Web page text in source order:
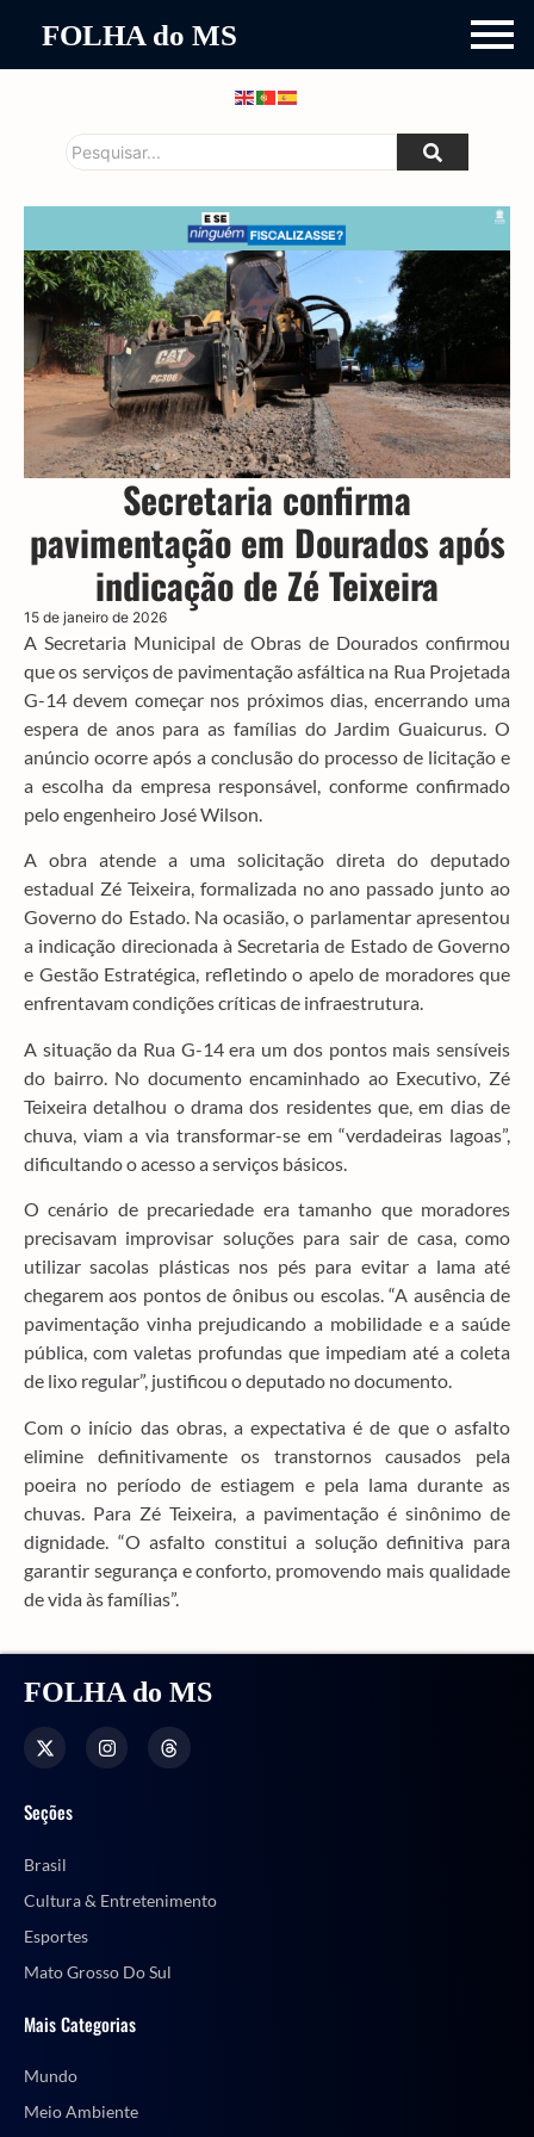
FOLHA do MS
Secretaria confirma
pavimentação em Dourados após
indicação de Zé Teixeira
15 de janeiro de 2026
A Secretaria Municipal de Obras de Dourados confirmou
que os serviços de pavimentação asfáltica na Rua Projetada
G-14 devem começar nos próximos dias, encerrando uma
espera de anos para as famílias do Jardim Guaicurus. O
anúncio ocorre após a conclusão do processo de licitação e
a escolha da empresa responsável, conforme confirmado
pelo engenheiro José Wilson.
A obra atende a uma solicitação direta do deputado
estadual Zé Teixeira, formalizada no ano passado junto ao
Governo do Estado. Na ocasião, o parlamentar apresentou
a indicação direcionada à Secretaria de Estado de Governo
e Gestão Estratégica, refletindo o apelo de moradores que
enfrentavam condições críticas de infraestrutura.
A situação da Rua G-14 era um dos pontos mais sensíveis
do bairro. No documento encaminhado ao Executivo, Zé
Teixeira detalhou o drama dos residentes que, em dias de
chuva, viam a via transformar-se em “verdadeiras lagoas”,
dificultando o acesso a serviços básicos.
O cenário de precariedade era tamanho que moradores
precisavam improvisar soluções para sair de casa, como
utilizar sacolas plásticas nos pés para evitar a lama até
chegarem aos pontos de ônibus ou escolas. “A ausência de
pavimentação vinha prejudicando a mobilidade e a saúde
pública, com valetas profundas que impediam até a coleta
de lixo regular”, justificou o deputado no documento.
Com o início das obras, a expectativa é de que o asfalto
elimine definitivamente os transtornos causados pela
poeira no período de estiagem e pela lama durante as
chuvas. Para Zé Teixeira, a pavimentação é sinônimo de
dignidade. “O asfalto constitui a solução definitiva para
garantir segurança e conforto, promovendo mais qualidade
de vida às famílias”.
FOLHA do MS
Seções
Brasil
Cultura & Entretenimento
Esportes
Mato Grosso Do Sul
Mais Categorias
Mundo
Meio Ambiente